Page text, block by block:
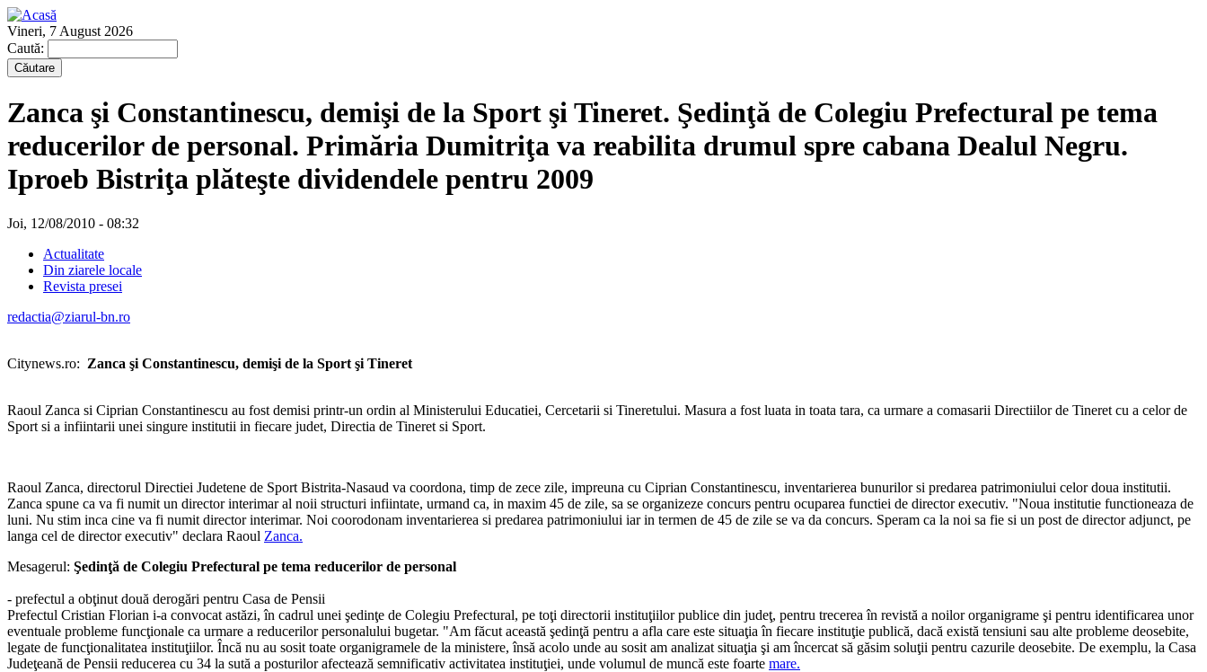
Vineri, 7 August 2026
Caută:
Zanca şi Constantinescu, demişi de la Sport şi Tineret. Şedinţă de Colegiu Prefectural pe tema
reducerilor de personal. Primăria Dumitriţa va reabilita drumul spre cabana Dealul Negru.
Iproeb Bistriţa plăteşte dividendele pentru 2009
Joi, 12/08/2010 - 08:32
Actualitate
Din ziarele locale
Revista presei
redactia@ziarul-bn.ro
Citynews.ro: Zanca şi Constantinescu, demişi de la Sport şi Tineret
Raoul Zanca si Ciprian Constantinescu au fost demisi printr-un ordin al Ministerului Educatiei, Cercetarii si Tineretului. Masura a fost luata in toata tara, ca urmare a comasarii Directiilor de Tineret cu a celor de
Sport si a infiintarii unei singure institutii in fiecare judet, Directia de Tineret si Sport.
Raoul Zanca, directorul Directiei Judetene de Sport Bistrita-Nasaud va coordona, timp de zece zile, impreuna cu Ciprian Constantinescu, inventarierea bunurilor si predarea patrimoniului celor doua institutii.
Zanca spune ca va fi numit un director interimar al noii structuri infiintate, urmand ca, in maxim 45 de zile, sa se organizeze concurs pentru ocuparea functiei de director executiv. "Noua institutie functioneaza de
luni. Nu stim inca cine va fi numit director interimar. Noi coorodonam inventarierea si predarea patrimoniului iar in termen de 45 de zile se va da concurs. Speram ca la noi sa fie si un post de director adjunct, pe
langa cel de director executiv" declara Raoul Zanca.
Mesagerul: Şedinţă de Colegiu Prefectural pe tema reducerilor de personal
- prefectul a obţinut două derogări pentru Casa de Pensii
Prefectul Cristian Florian i-a convocat astăzi, în cadrul unei şedinţe de Colegiu Prefectural, pe toţi directorii instituţiilor publice din judeţ, pentru trecerea în revistă a noilor organigrame şi pentru identificarea unor
eventuale probleme funcţionale ca urmare a reducerilor personalului bugetar. "Am făcut această şedinţă pentru a afla care este situaţia în fiecare instituţie publică, dacă există tensiuni sau alte probleme deosebite,
legate de funcţionalitatea instituţiilor. Încă nu au sosit toate organigramele de la ministere, însă acolo unde au sosit am analizat situaţia şi am încercat să găsim soluţii pentru cazurile deosebite. De exemplu, la Casa
Judeţeană de Pensii reducerea cu 34 la sută a posturilor afectează semnificativ activitatea instituţiei, unde volumul de muncă este foarte mare.